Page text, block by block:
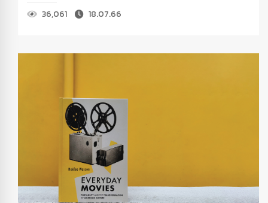
36,061 18.07.66